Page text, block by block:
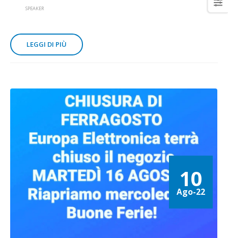
SPEAKER
LEGGI DI PIÙ
10
Ago-22